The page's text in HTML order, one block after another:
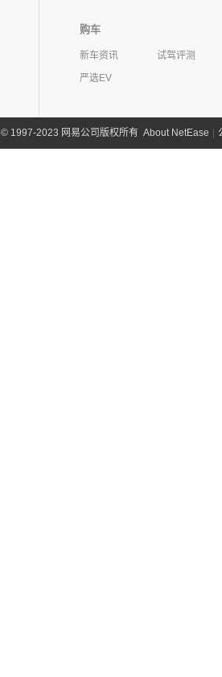
购车
新车资讯
试驾评测
严选EV
©1997-2023 网易公司版权所有 About NetEase